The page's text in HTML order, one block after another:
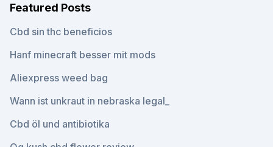
Featured Posts
Cbd sin thc beneficios
Hanf minecraft besser mit mods
Aliexpress weed bag
Wann ist unkraut in nebraska legal_
Cbd öl und antibiotika